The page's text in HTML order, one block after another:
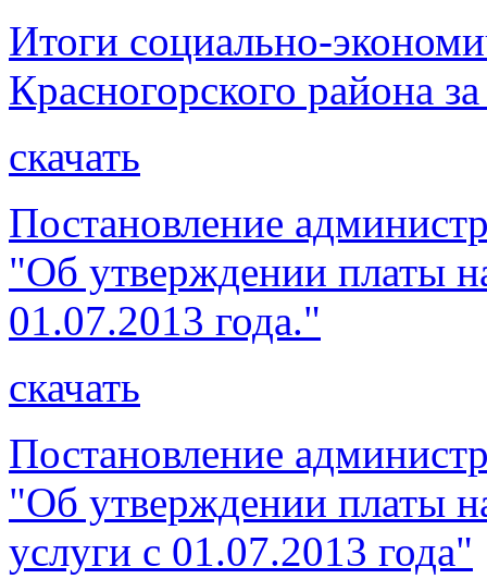
Итоги социально-
Красногорского района
скачать
Постановление
"Об утверждении платы
01.07.2013 года."
скачать
Постановление
"Об утверждении платы
услуги с 01.07.2013 года"